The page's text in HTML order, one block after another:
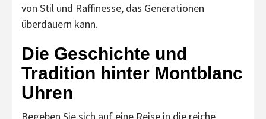
von Stil und Raffinesse, das Generationen
überdauern kann.
Die Geschichte und
Tradition hinter Montblanc
Uhren